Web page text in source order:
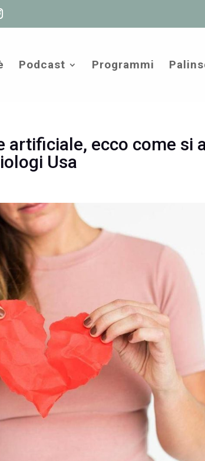
Podcast Programmi
artificiale, ecco come si
Usa